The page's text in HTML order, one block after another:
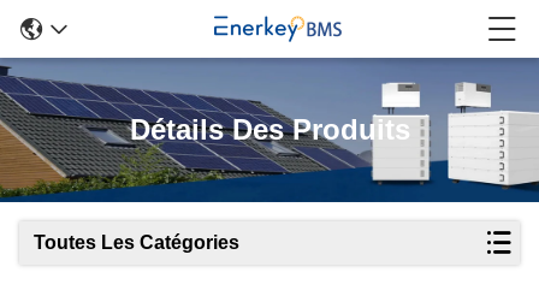
Détails Des Produits
Toutes Les Catégories